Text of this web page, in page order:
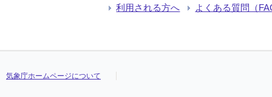
利用される方へ よくある質問（
気象庁ホームページについて